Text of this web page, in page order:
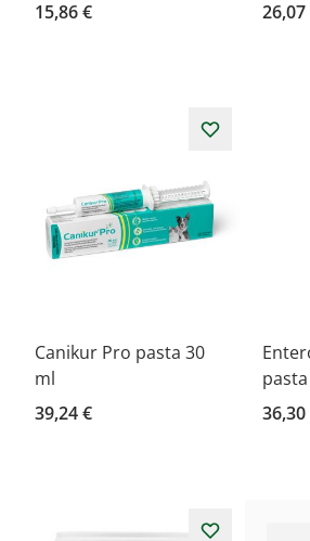
15,86 € 26,07
Canikur Pro pasta 30
ml
39,24 €
36,30